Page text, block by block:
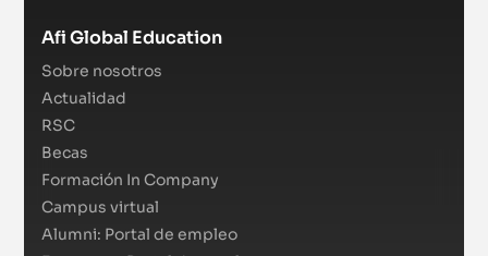
Afi Global Education
Sobre nosotros
Actualidad
RSC
Becas
Formación In Company
Campus virtual
Alumni: Portal de empleo